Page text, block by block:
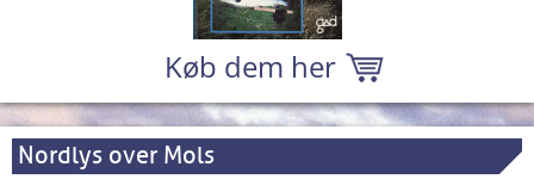
Køb dem her
Nordlys over Mols